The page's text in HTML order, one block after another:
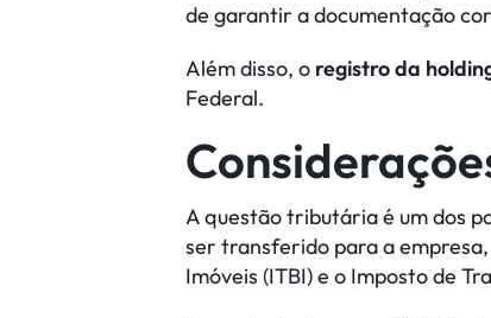
de garantir a documentação
Além disso, o registro da
Federal.
A questão tributária é um dos
ser transferido para a
Imóveis (ITBI) e o Imposto de